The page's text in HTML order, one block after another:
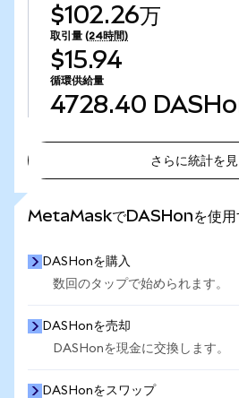
$102.26万
取引量 (24時間)
$15.94
循環供給量
4728.40
さらに統計を
MetaMaskでDASHonを使用
DASHonを購入
数回のタップで始められます。
DASHonを売却
DASHonを現金に交換します。
DASHonをスワップ